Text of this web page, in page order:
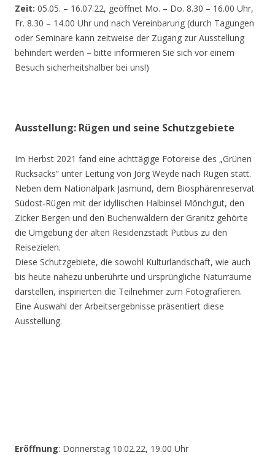
Zeit: 05.05. – 16.07.22, geöffnet Mo. – Do. 8.30 – 16.00 Uhr,
Fr. 8.30 – 14.00 Uhr und nach Vereinbarung (durch Tagungen
oder Seminare kann zeitweise der Zugang zur Ausstellung
behindert werden – bitte informieren Sie sich vor einem
Besuch sicherheitshalber bei uns!)
Ausstellung: Rügen und seine Schutzgebiete
Im Herbst 2021 fand eine achttägige Fotoreise des „Grünen
Rucksacks“ unter Leitung von Jörg Weyde nach Rügen statt.
Neben dem Nationalpark Jasmund, dem Biosphärenreservat
Südost-Rügen mit der idyllischen Halbinsel Mönchgut, den
Zicker Bergen und den Buchenwäldern der Granitz gehörte
die Umgebung der alten Residenzstadt Putbus zu den
Reisezielen.
Diese Schutzgebiete, die sowohl Kulturlandschaft, wie auch
bis heute nahezu unberührte und ursprüngliche Naturräume
darstellen, inspirierten die Teilnehmer zum Fotografieren.
Eine Auswahl der Arbeitsergebnisse präsentiert diese
Ausstellung.
Eröffnung: Donnerstag 10.02.22, 19.00 Uhr